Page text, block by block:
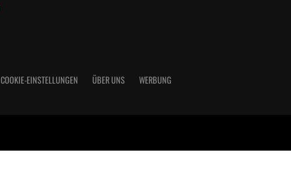
COOKIE-EINSTELLUNGEN ÜBER UNS WERBUNG